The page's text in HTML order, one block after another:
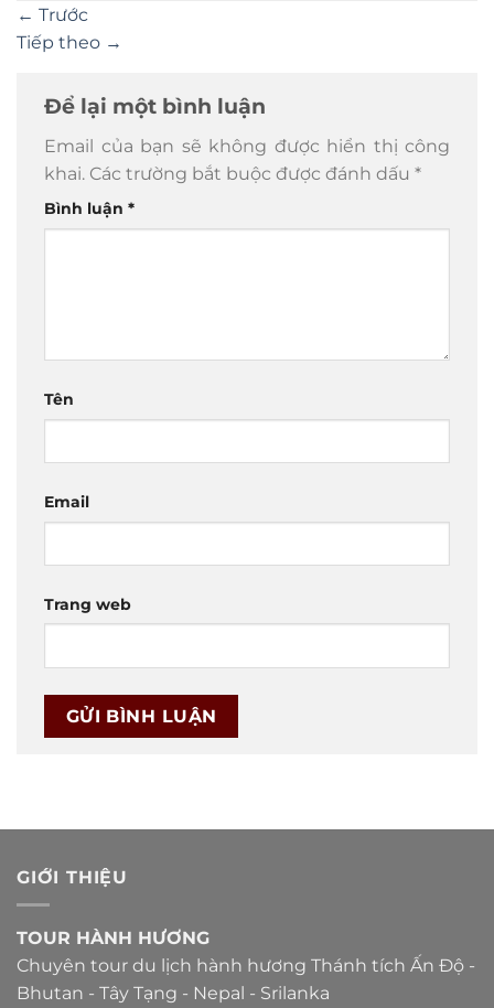
← Trước
Tiếp theo →
Để lại một bình luận
Email của bạn sẽ không được hiển thị công
khai. Các trường bắt buộc được đánh dấu *
Bình luận *
Tên
Email
Trang web
GIỚI THIỆU
TOUR HÀNH HƯƠNG
Chuyên tour du lịch hành hương Thánh tích Ấn Độ -
Bhutan - Tây Tạng - Nepal - Srilanka